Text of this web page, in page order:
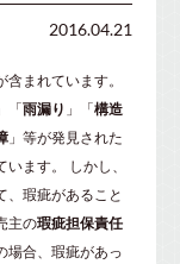
2016.04.21
含まれています。
」「雨漏り 」「構造
」等が発見された
ます。 しかし、
、瑕疵があること
主の瑕疵担保責任
場合、瑕疵があっ